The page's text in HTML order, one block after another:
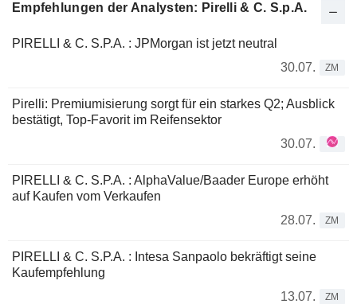
Empfehlungen der Analysten: Pirelli & C. S.p.A.
PIRELLI & C. S.P.A. : JPMorgan ist jetzt neutral
30.07.
ZM
Pirelli: Premiumisierung sorgt für ein starkes Q2; Ausblick
bestätigt, Top-Favorit im Reifensektor
30.07.
PIRELLI & C. S.P.A. : AlphaValue/Baader Europe erhöht
auf Kaufen vom Verkaufen
28.07.
ZM
PIRELLI & C. S.P.A. : Intesa Sanpaolo bekräftigt seine
Kaufempfehlung
13.07.
ZM